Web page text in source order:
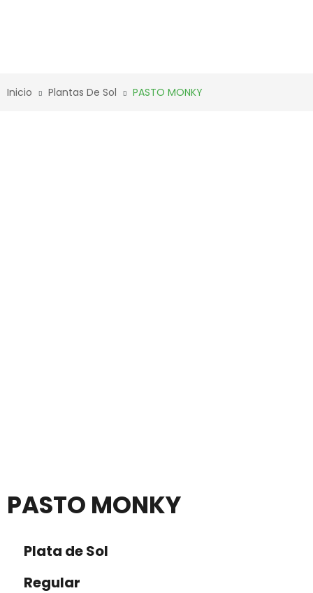
Inicio Plantas De Sol PASTO MONKY
PASTO MONKY
Plata de Sol
Regular